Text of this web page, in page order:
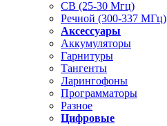
CB (25-30 Мгц)
Речной (300-337 МГц)
Аксессуары
Аккумуляторы
Гарнитуры
Тангенты
Ларингофоны
Программаторы
Разное
Цифровые